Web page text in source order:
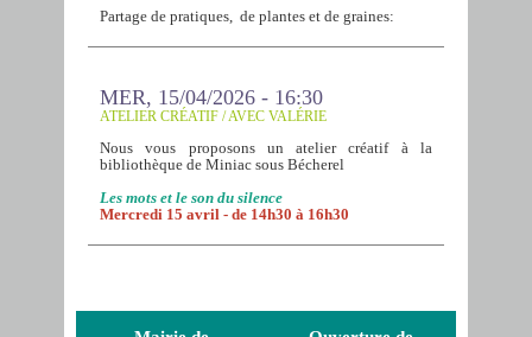
Partage de pratiques, de plantes et de graines:
MER, 15/04/2026 - 16:30
ATELIER CRÉATIF / AVEC VALÉRIE
Nous vous proposons un atelier créatif à la
bibliothèque de Miniac sous Bécherel
Les mots et le son du silence
Mercredi 15 avril - de 14h30 à 16h30